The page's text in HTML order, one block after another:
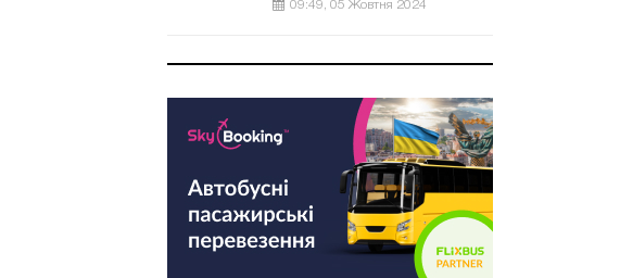
09:49, 05 Жовтня 2024